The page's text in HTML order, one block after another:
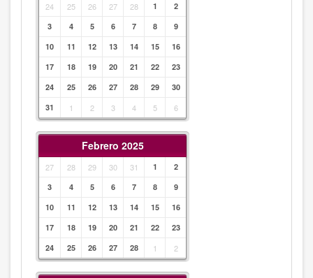
24 25 26 27 28 1
2
3
4 5 6 7 8
9
10
11 12 13 14 15
16
17
18 19 20 21 22
23
24
25 26 27 28 29
30
31
1 2 3 4 5 6
Febrero 2025
27 28 29 30 31 1
2
3
4 5 6 7 8
9
10
11 12 13 14 15
16
17
18 19 20 21 22
23
24
25 26 27 28 1 2